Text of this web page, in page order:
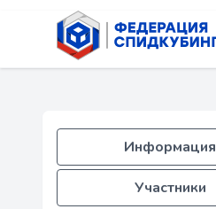
Информация
Участники